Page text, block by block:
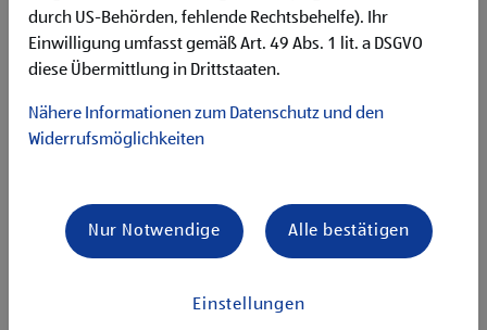
Events
Startschuss des HOFER Running Club in Sattledt
Unser HOFER Running Club in Sattledt ist mit dem ersten
Lauf gestartet: Gemeinsam ging’s nach einem Warm-Up in
Lauf- und Walk-Gruppen rund fünf Kilometer entlang
einen gemütlichen Ausklang mit allen Läufer:innen – und
durch US-Behörden, fehlende Rechtsbehelfe). Ihr
Einwilligung umfasst gemäß Art. 49 Abs. 1 lit. a DSGVO
diese Übermittlung in Drittstaaten.
Nähere Informationen zum Datenschutz und den
Widerrufsmöglichkeiten
Einstellungen
Nur Notwendige Alle bestätigen